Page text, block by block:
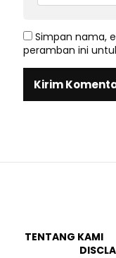
Simpan nama,
peramban ini
TENTANG KAMI